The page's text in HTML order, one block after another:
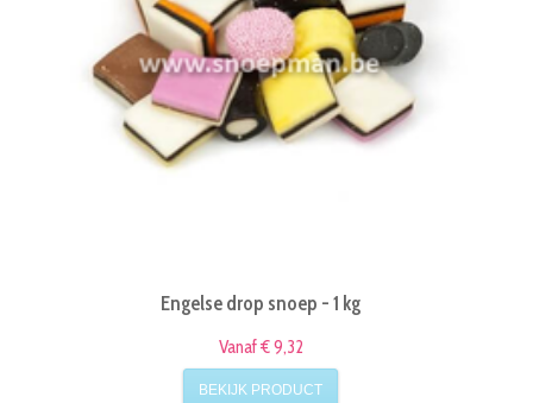
Engelse drop snoep - 1 kg
Vanaf € 9,32
BEKIJK PRODUCT